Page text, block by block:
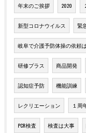
年末のご挨拶 2020
新型コロナウイルス 緊
岐阜で介護予防体操の依頼は
研修プラス 商品開発
認知症予防 機能訓練
レクリエーション １周
PCR検査 検査は大事